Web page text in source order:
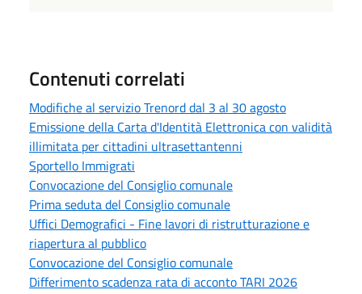
Contenuti correlati
Modifiche al servizio Trenord dal 3 al 30 agosto
Emissione della Carta d'Identità Elettronica con validità
illimitata per cittadini ultrasettantenni
Sportello Immigrati
Convocazione del Consiglio comunale
Prima seduta del Consiglio comunale
Uffici Demografici - Fine lavori di ristrutturazione e
riapertura al pubblico
Convocazione del Consiglio comunale
Differimento scadenza rata di acconto TARI 2026